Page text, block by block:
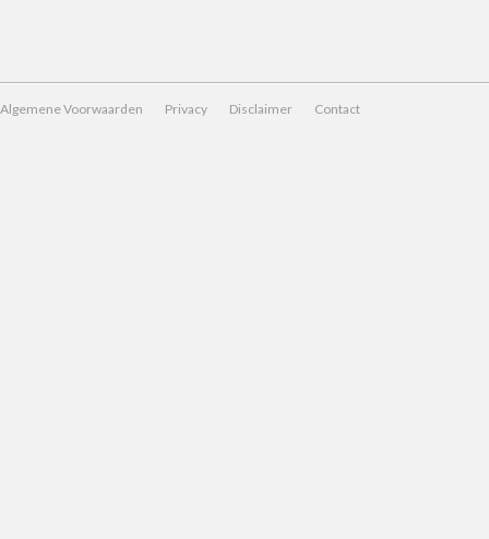
Algemene Voorwaarden Privacy Disclaimer Contact